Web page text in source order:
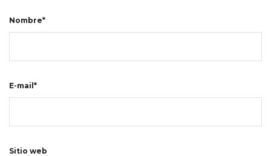
Nombre*
E-mail*
Sitio web